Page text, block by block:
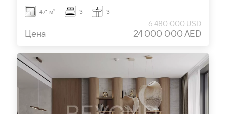
471 м² 3 3
Цена
6 480 000 USD
24 000 000 AED